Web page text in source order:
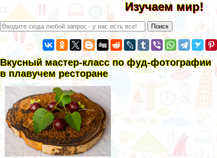
Изучаем мир!
Вкусный мастер-класс по фуд-фотографии
в плавучем ресторане